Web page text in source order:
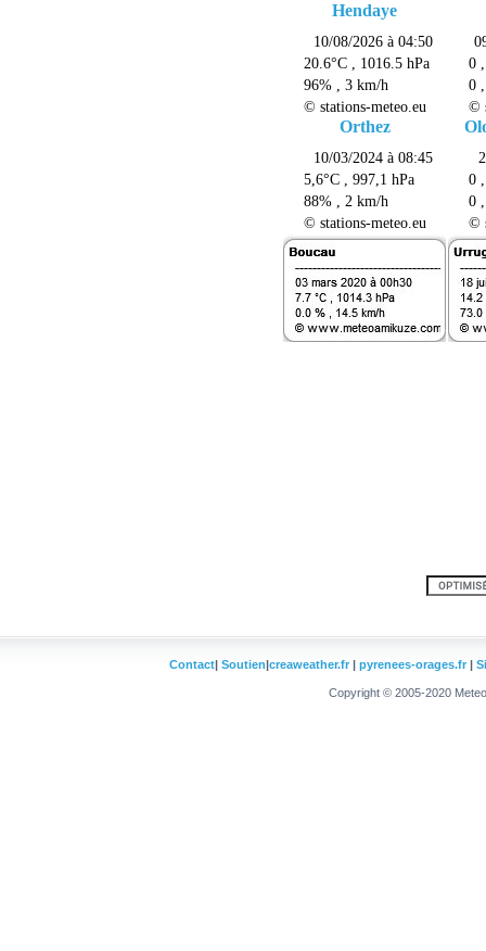
Hendaye
Orthez
Contact| Soutien|creaweather.fr | pyrenees-orages.fr |
Copyright © 2005-2020